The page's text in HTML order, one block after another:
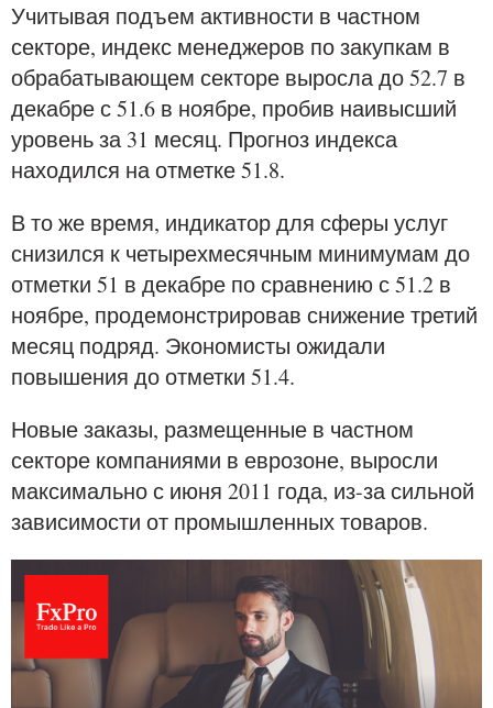
Учитывая подъем активности в частном
секторе, индекс менеджеров по закупкам в
обрабатывающем секторе выросла до 52.7 в
декабре с 51.6 в ноябре, пробив наивысший
уровень за 31 месяц. Прогноз индекса
находился на отметке 51.8.
В то же время, индикатор для сферы услуг
снизился к четырехмесячным минимумам до
отметки 51 в декабре по сравнению с 51.2 в
ноябре, продемонстрировав снижение третий
месяц подряд. Экономисты ожидали
повышения до отметки 51.4.
Новые заказы, размещенные в частном
секторе компаниями в еврозоне, выросли
максимально с июня 2011 года, из-за сильной
зависимости от промышленных товаров.